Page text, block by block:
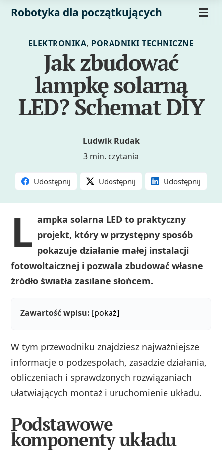
Robotyka dla początkujących
ELEKTRONIKA, PORADNIKI TECHNICZNE
Jak zbudować
lampkę solarną
LED? Schemat DIY
Ludwik Rudak
3 min. czytania
Udostępnij Udostępnij Udostępnij
L ampka solarna LED to praktyczny
projekt, który w przystępny sposób
pokazuje działanie małej instalacji
fotowoltaicznej i pozwala zbudować własne
źródło światła zasilane słońcem.
Zawartość wpisu: [pokaż]
W tym przewodniku znajdziesz najważniejsze
informacje o podzespołach, zasadzie działania,
obliczeniach i sprawdzonych rozwiązaniach
ułatwiających montaż i uruchomienie układu.
Podstawowe
komponenty układu